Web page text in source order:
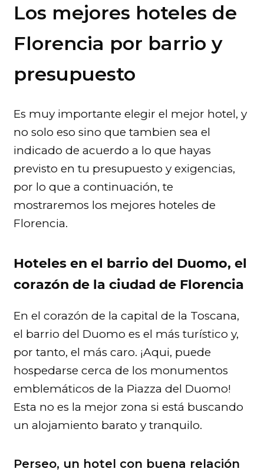
Los mejores hoteles de
Florencia por barrio y
presupuesto
Es muy importante elegir el mejor hotel, y
no solo eso sino que tambien sea el
indicado de acuerdo a lo que hayas
previsto en tu presupuesto y exigencias,
por lo que a continuación, te
mostraremos los mejores hoteles de
Florencia.
Hoteles en el barrio del Duomo, el
corazón de la ciudad de Florencia
En el corazón de la capital de la Toscana,
el barrio del Duomo es el más turístico y,
por tanto, el más caro. ¡Aqui, puede
hospedarse cerca de los monumentos
emblemáticos de la Piazza del Duomo!
Esta no es la mejor zona si está buscando
un alojamiento barato y tranquilo.
Perseo, un hotel con buena relación